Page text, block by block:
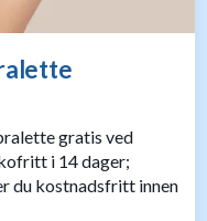
gratis ved
i 14 dager;
du kostnadsfritt innen